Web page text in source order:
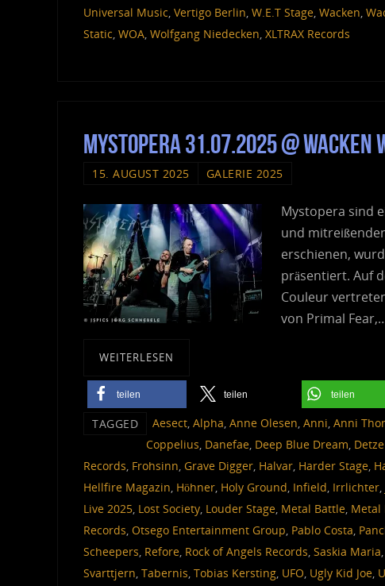
Universal Music, Vertigo Berlin, W.E.T Stage, Wacken,
Static, WOA, Wolfgang Niedecken, XLTRAX Records
Mystopera 31.07.2025 @ Wacken
15. AUGUST 2025 GALERIE 2025
Mystopera sind
und
erschienen,
präsentiert. Auf
Couleur
von Primal
WEITERLESEN
teilen teilen teilen
TAGGED Aesect, Alpha, Anne Olesen, Anni, Anni
Coppelius, Danefae, Deep Blue Dream,
Records, Frohsinn, Grave Digger, Halvar, Harder Stage,
Hellfire Magazin, Höhner, Holy Ground, Infield, Irrlichter,
Live 2025, Lost Society, Louder Stage, Metal Battle, Metal
Records, Otsego Entertainment Group, Pablo Costa,
Scheepers, Refore, Rock of Angels Records, Saskia Maria,
Svarttjern, Tabernis, Tobias Kersting, UFO, Ugly Kid Joe,